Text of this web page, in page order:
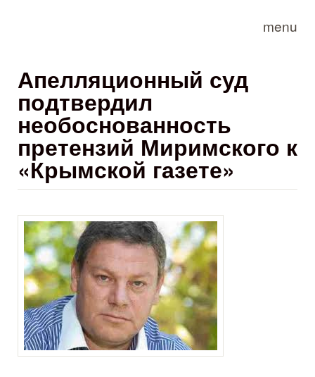
menu
Апелляционный суд
подтвердил
необоснованность
претензий Миримского к
«Крымской газете»